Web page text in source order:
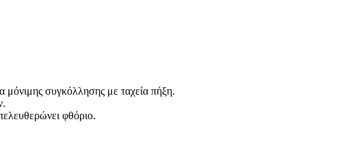
μόνιμης συγκόλλησης με ταχεία πήξη.
φθόριο.